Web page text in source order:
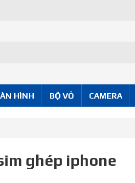
HÌNH BỘ VỎ CAMERA
ghép iphone